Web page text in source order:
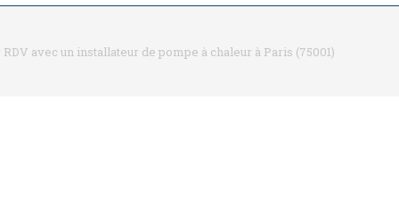
avec un installateur de pompe à chaleur à Paris (75001)